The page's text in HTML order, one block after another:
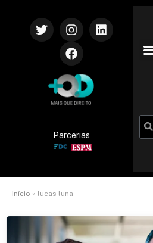
Parcerias
Início » lucas luna